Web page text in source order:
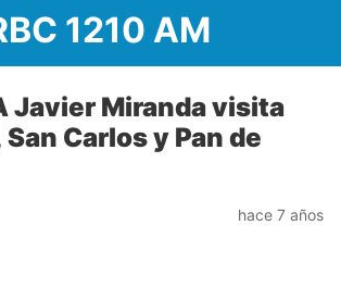
1210 AM
Javier Miranda visita
Carlos y Pan de
hace 7 años